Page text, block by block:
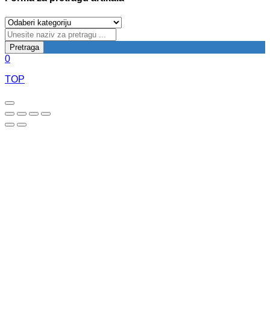
Pretraga
0
TOP